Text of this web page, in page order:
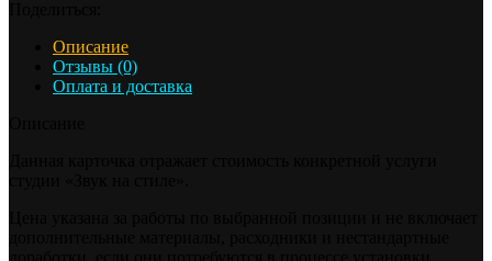
Описание
Отзывы (0)
Оплата и доставка